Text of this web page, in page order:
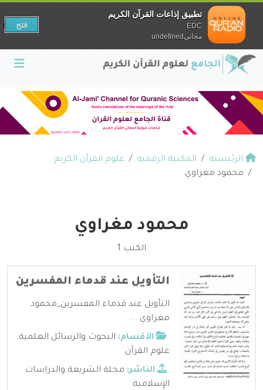
الرئيسية المكتبة الرقمية
علوم القرآن الكريم
محمود مغراوي
محمود مغراوي
الكتب 1
التأويل عند قدماء المفسرين
التأويل عند قدماء المفسرين_محمود
مغراوي ...
الأقسام: البحوث والرسائل العلمية,
علوم القرآن
الناشر: مجلة الشريعة والدراسات
الإسلامية
تطبيق إذاعات القرآن الكريم
EDC
مجانيundefined
فتح